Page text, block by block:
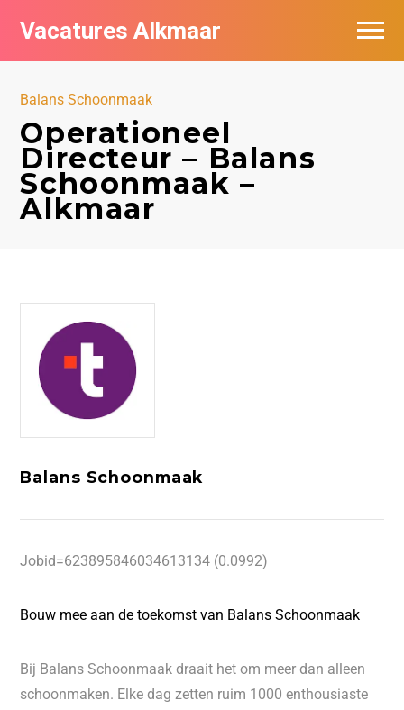
Vacatures Alkmaar
Balans Schoonmaak
Operationeel
Directeur – Balans
Schoonmaak –
Alkmaar
Balans Schoonmaak
Jobid=623895846034613134 (0.0992)
Bouw mee aan de toekomst van Balans Schoonmaak
Bij Balans Schoonmaak draait het om meer dan alleen
schoonmaken. Elke dag zetten ruim 1000 enthousiaste
Vacatures per bedrijf